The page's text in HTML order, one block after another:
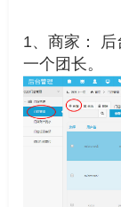
1、商家： 后
一个团长。